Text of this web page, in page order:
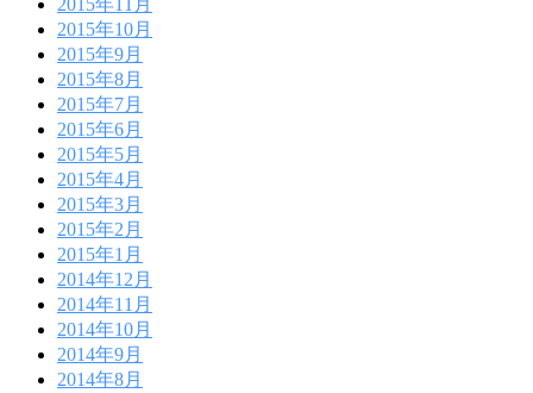
2015年11月
2015年10月
2015年9月
2015年8月
2015年7月
2015年6月
2015年5月
2015年4月
2015年3月
2015年2月
2015年1月
2014年12月
2014年11月
2014年10月
2014年9月
2014年8月